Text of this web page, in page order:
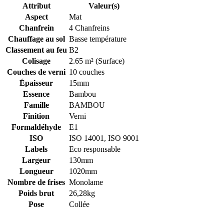
Attribut
Valeur(s)
Aspect
Mat
Chanfrein
4 Chanfreins
Chauffage au sol Basse température
Classement au feu B2
Colisage
2.65 m² (Surface)
Couches de verni 10 couches
Épaisseur
15mm
Essence
Bambou
Famille
BAMBOU
Finition
Verni
Formaldéhyde
E1
ISO
ISO 14001, ISO 9001
Labels
Eco responsable
Largeur
130mm
Longueur
1020mm
Nombre de frises Monolame
Poids brut
26,28kg
Pose
Collée